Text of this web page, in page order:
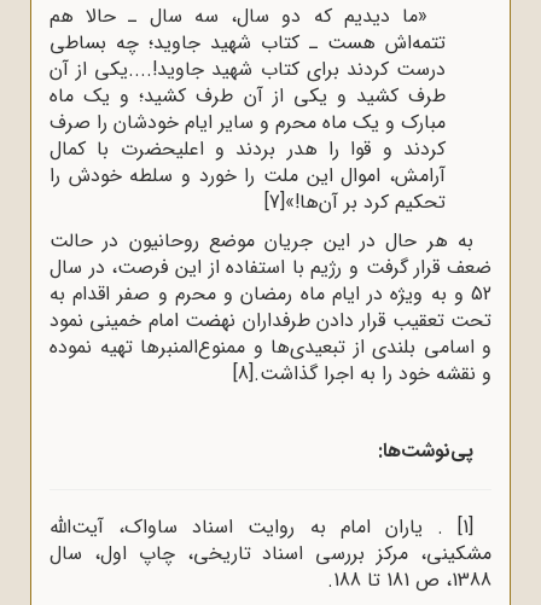
«ما دیدیم که دو سال، سه سال ـ حالا هم
تتمه‌اش هست ـ کتاب شهید ‌جاوید؛ چه بساطی
درست کردند برای کتاب شهید جاوید!....یکی از آن
طرف کشید و یکی از آن طرف کشید؛ و یک ماه
مبارک و یک ماه محرم و سایر ایام خودشان را صرف
کردند و قوا را هدر بردند و اعلیحضرت با کمال
آرامش، اموال این ملت را خورد و سلطه خودش را
تحکیم کرد بر آن‌ها!»[7]
به هر حال در این جریان موضع روحانیون در حالت
ضعف قرار گرفت و رژیم با استفاده از این فرصت، در سال
52 و به ویژه در ایام ماه رمضان و محرم و صفر اقدام به
تحت تعقیب قرار دادن طرفداران نهضت امام خمینی نمود
و اسامی بلندی از تبعیدی‌ها و ممنوع‌المنبرها تهیه نموده
و نقشه خود را به اجرا گذاشت.[8]
پی‌نوشت‌ها:
[1] . یاران امام به روایت اسناد ساواک‌، آیت‌الله
مشکینی، مرکز بررسی اسناد تاریخی، چاپ اول، سال
1388، ص 181 تا 188.